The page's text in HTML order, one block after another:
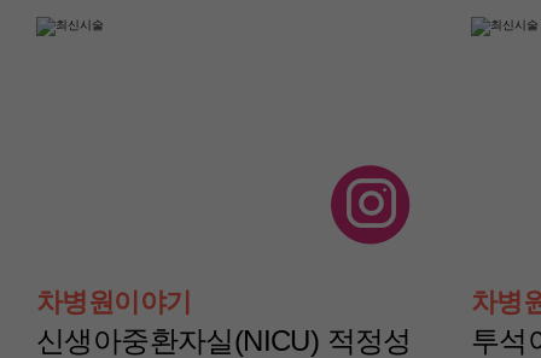
이지현 교수
산부인과(부인종
이아진 교수
차병원이야기
신생아중환자실(NICU) 적정성
차병
투석